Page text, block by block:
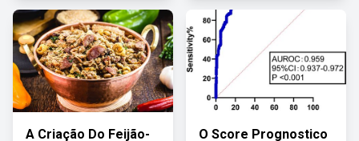
A Criação Do Feijão- O Score Prognostico